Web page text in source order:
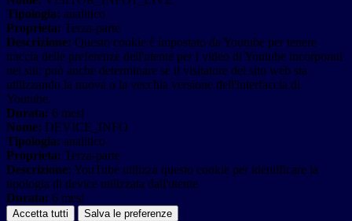
Tipologia: analitico
Proprieta: Terza-parte
Descrizione: Questo cookie è impostato da Youtube per tenere
traccia delle preferenze dell'utente per i video di Youtube incorporati
nei siti; può anche determinare se il visitatore del sito web sta
utilizzando la nuova o la vecchia versione dell'interfaccia di
Youtube.
Durata: 6 mesi
Nome: DEVICE_INFO
Tipologia: analitico
Proprieta: Terza-parte
Descrizione: YouTube utilizza questo cookie per identificare la
tipologia di device utilizzata dall'utente
Durata: 6 mesi
Accetta tutti Salva le preferenze